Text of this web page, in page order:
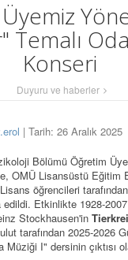
Temalı
Konseri
Duyuru ve haberler
| Tarih: 26 Aralık 2025
Bölümü Öğretim
OMÜ Lisansüstü Eğitim
öğrencileri tarafından
Etkinlikte 1928-2007
Stockhausen'in
tarafından 2025-2026
Müziği I" dersinin çıktısı